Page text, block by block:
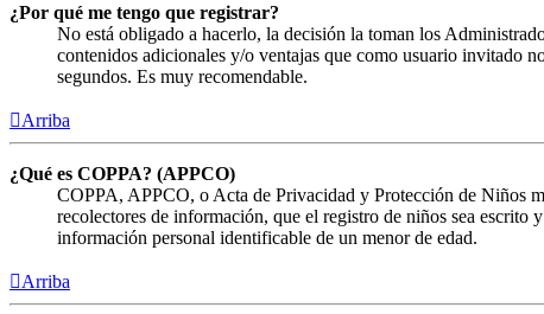
¿Por qué me tengo que registrar?
No está obligado a hacerlo, la decisión la toman los
contenidos adicionales y/o ventajas que como usuario invitado
segundos. Es muy recomendable.
Arriba
¿Qué es COPPA? (APPCO)
COPPA, APPCO, o Acta de Privacidad y Protección de Niños
recolectores de información, que el registro de niños sea
información personal identificable de un menor de edad.
Arriba